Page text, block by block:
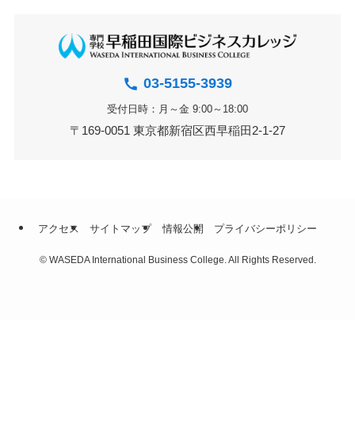
03-5155-3939
受付日時：月～金 9:00～18:00
〒169-0051 東京都新宿区西早稲田2-1-27
アクセス サイトマップ 情報公開 プライバシーポリシー
©WASEDA International Business College. All Rights Reserved.